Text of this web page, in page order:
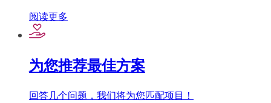
阅读更多
为您推荐最佳方案
回答几个问题，我们将为您匹配项目！